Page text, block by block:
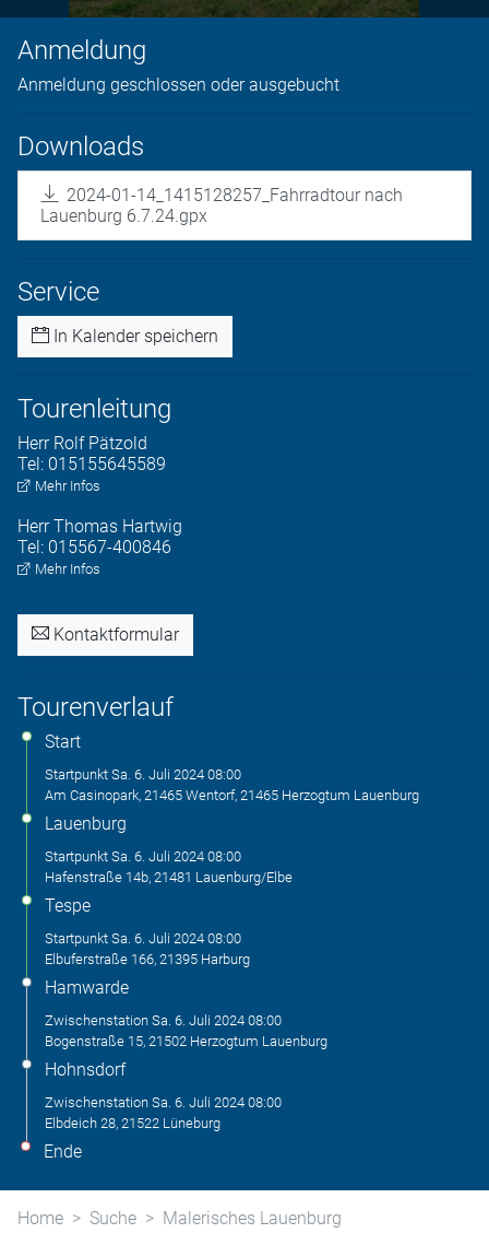
Anmeldung
Anmeldung geschlossen oder ausgebucht
Downloads
2024-01-14_1415128257_Fahrradtour nach
Lauenburg 6.7.24.gpx
Service
In Kalender speichern
Tourenleitung
Herr Rolf Pätzold
Tel: 015155645589
Mehr Infos
Herr Thomas Hartwig
Tel: 015567-400846
Mehr Infos
Kontaktformular
Tourenverlauf
Start
Startpunkt Sa. 6. Juli 2024 08:00
Am Casinopark, 21465 Wentorf, 21465 Herzogtum Lauenburg
Lauenburg
Startpunkt Sa. 6. Juli 2024 08:00
Hafenstraße 14b, 21481 Lauenburg/Elbe
Tespe
Startpunkt Sa. 6. Juli 2024 08:00
Elbuferstraße 166, 21395 Harburg
Hamwarde
Zwischenstation Sa. 6. Juli 2024 08:00
Bogenstraße 15, 21502 Herzogtum Lauenburg
Hohnsdorf
Zwischenstation Sa. 6. Juli 2024 08:00
Elbdeich 28, 21522 Lüneburg
Ende
Home Suche
Malerisches Lauenburg